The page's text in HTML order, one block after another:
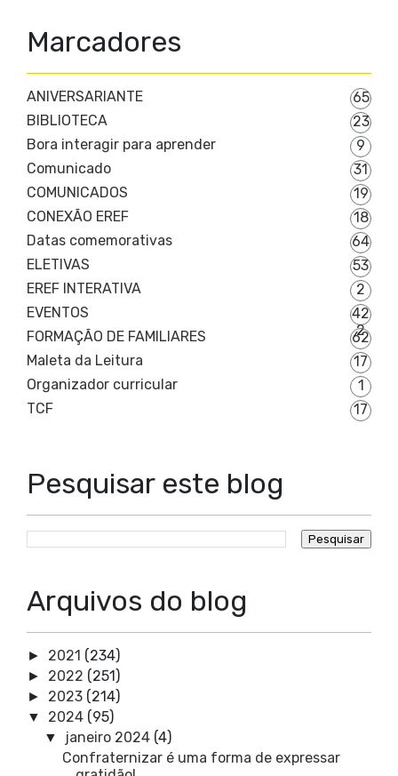
Marcadores
ANIVERSARIANTE
65
BIBLIOTECA
23
Bora interagir para aprender
9
Comunicado
31
COMUNICADOS
19
CONEXÃO EREF
18
Datas comemorativas
64
ELETIVAS
53
EREF INTERATIVA
2
EVENTOS
42
2
FORMAÇÃO DE FAMILIARES
62
Maleta da Leitura
17
Organizador curricular
1
TCF
17
Pesquisar este blog
Arquivos do blog
► 2021 (234)
► 2022 (251)
► 2023 (214)
▼ 2024 (95)
▼ janeiro 2024 (4)
Confraternizar é uma forma de expressar